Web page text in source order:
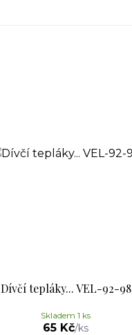
Dívčí tepláky... VEL-92-98
65 Kč/ks
Skladem 1 ks